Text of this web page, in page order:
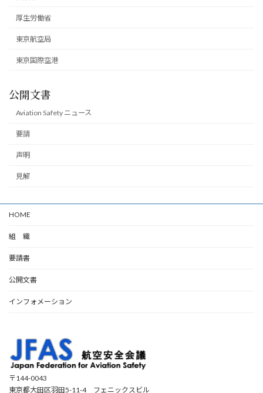
厚生労働省
東京航空局
東京国際空港
公開文書
Aviation Safety ニュース
要請
声明
見解
HOME
組 織
要請書
公開文書
インフォメーション
〒144-0043
東京都大田区羽田5-11-4 フェニックスビル